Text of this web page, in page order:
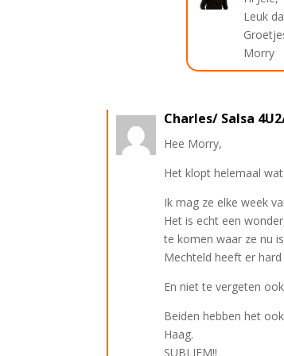
Leuk
Morry
Charles/ Salsa
Hee Morry,
Het klopt helemaal
Ik mag ze elke week
Het is echt een
te komen waar ze nu
Mechteld heeft er
En niet te vergeten
Beiden hebben het
Haag.
SUBLIEM!!